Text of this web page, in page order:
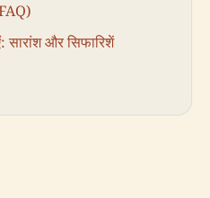
सारांश और सिफारिशें